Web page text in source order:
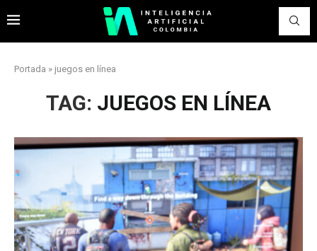
Portada » juegos en línea
TAG: JUEGOS EN LÍNEA